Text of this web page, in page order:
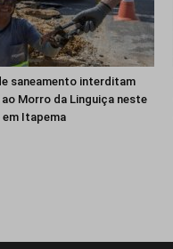
saneamento interditam
Morro da Linguiça neste
em Itapema